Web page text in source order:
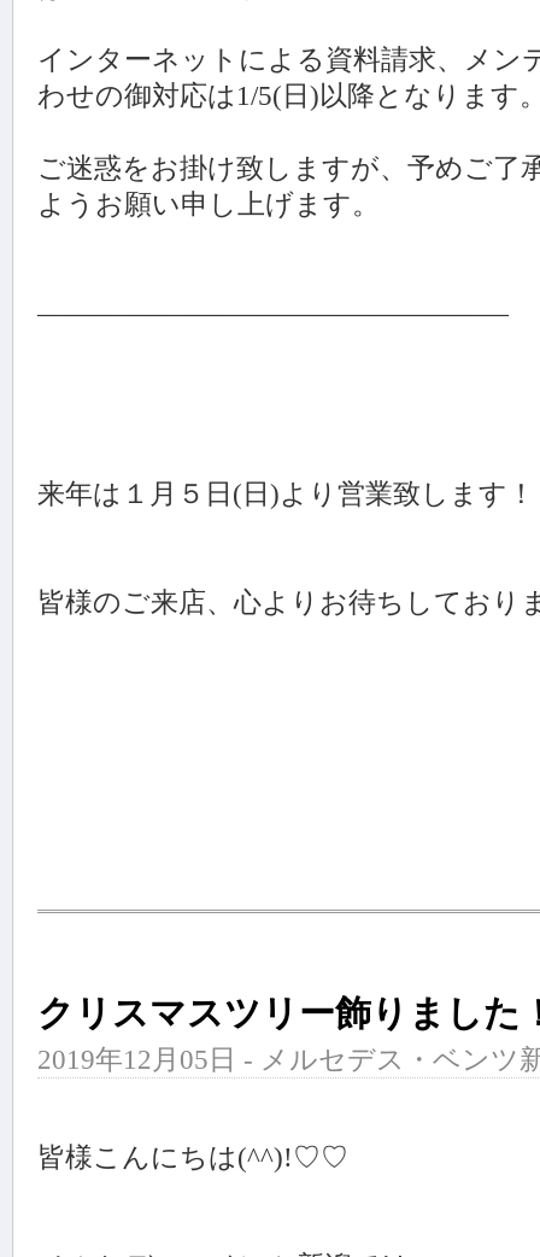
インターネットによる資料請求、メン
わせの御対応は1/5(日)以降となります
ご迷惑をお掛け致しますが、予めご了
ようお願い申し上げます。
―――――――――――――――――
来年は１月５日(日)より営業致します！
皆様のご来店、心よりお待ちしており
クリスマスツリー飾りました
2019年12月05日 - メルセデス・ベンツ
皆様こんにちは(^^)!♡♡